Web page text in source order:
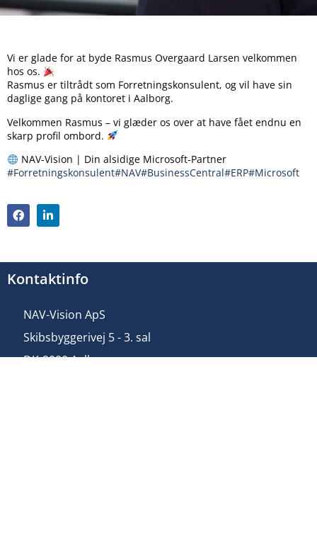
Vi er glade for at byde Rasmus Overgaard Larsen velkommen
hos os.
Rasmus er tiltrådt som Forretningskonsulent, og vil have sin
daglige gang på kontoret i Aalborg.
Velkommen Rasmus – vi glæder os over at have fået endnu en
skarp profil ombord.
NAV-Vision | Din alsidige Microsoft-Partner
#Forretningskonsulent#NAV#BusinessCentral#ERP#Microsoft
Kontaktinfo
NAV-Vision ApS
Skibsbyggerivej 5 - 3. sal
DK-9000 Aalborg